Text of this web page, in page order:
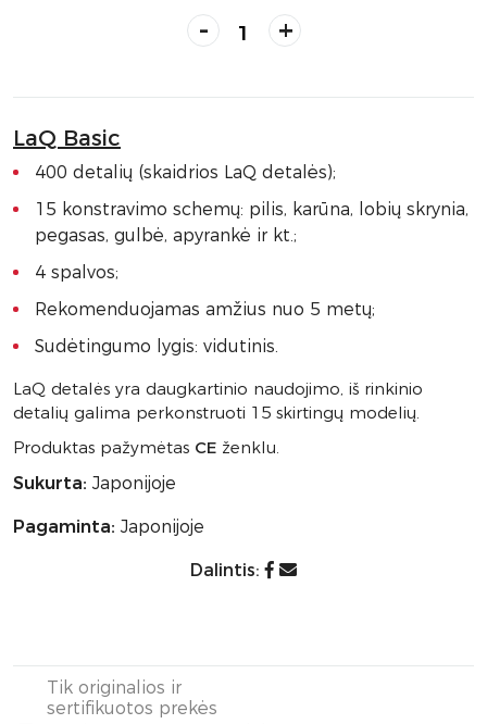
- +
LaQ Basic
400 detalių (skaidrios LaQ detalės);
15 konstravimo schemų: pilis, karūna, lobių skrynia,
pegasas, gulbė, apyrankė ir kt.;
4 spalvos;
Rekomenduojamas amžius nuo 5 metų;
Sudėtingumo lygis: vidutinis.
LaQ detalės yra daugkartinio naudojimo, iš rinkinio
detalių galima perkonstruoti 15 skirtingų modelių.
Produktas pažymėtas CE ženklu.
Sukurta: Japonijoje
Pagaminta: Japonijoje
Dalintis:
Tik originalios ir
sertifikuotos prekės